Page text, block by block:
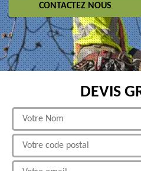
CONTACTEZ NOUS
DEVIS